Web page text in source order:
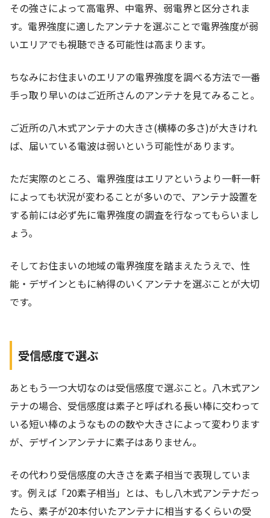
その強さによって高電界、中電界、弱電界と区分されま
す。電界強度に適したアンテナを選ぶことで電界強度が弱
いエリアでも視聴できる可能性は高まります。
ちなみにお住まいのエリアの電界強度を調べる方法で一番
手っ取り早いのはご近所さんのアンテナを見てみること。
ご近所の八木式アンテナの大きさ(横棒の多さ)が大きけれ
ば、届いている電波は弱いという可能性があります。
ただ実際のところ、電界強度はエリアというより一軒一軒
によっても状況が変わることが多いので、アンテナ設置を
する前には必ず先に電界強度の調査を行なってもらいまし
ょう。
そしてお住まいの地域の電界強度を踏まえたうえで、性
能・デザインともに納得のいくアンテナを選ぶことが大切
です。
受信感度で選ぶ
あともう一つ大切なのは受信感度で選ぶこと。八木式アン
テナの場合、受信感度は素子と呼ばれる長い棒に交わって
いる短い棒のようなものの数や大きさによって変わります
が、デザインアンテナに素子はありません。
その代わり受信感度の大きさを素子相当で表現していま
す。例えば「20素子相当」とは、もし八木式アンテナだっ
たら、素子が20本付いたアンテナに相当するくらいの受